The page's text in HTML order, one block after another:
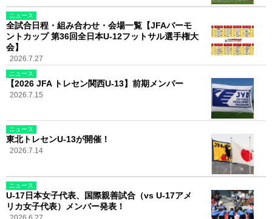
ニュース
全試合日程・組み合わせ・会場一覧【JFAバーモ
ントカップ 第36回全日本U-12フットサル選手権大
会】
2026.7.27
ニュース
【2026 JFA トレセン関西U-13】前期メンバー
2026.7.15
ニュース
東北トレセンU-13が開催！
2026.7.14
ニュース
U-17日本女子代表、国際親善試合（vs U-17アメ
リカ女子代表）メンバー発表！